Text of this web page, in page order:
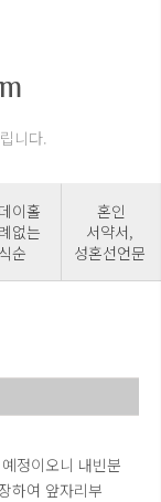
니다.
이홀
없는
식순
혼인
서약서,
성혼선언문
정이오니 내빈분
하여 앞자리부